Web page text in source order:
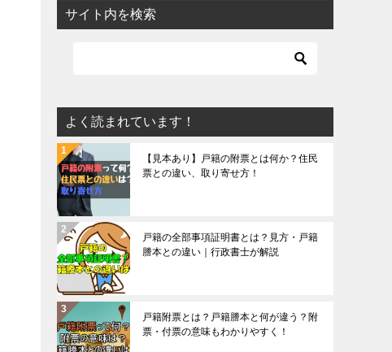
サイト内を検索
よく読まれています！
【見本あり】戸籍の附票とは何か？住民
票との違い、取り寄せ方！
戸籍の全部事項証明書とは？見方・戸籍
謄本との違い｜行政書士が解説
戸籍附票とは？戸籍謄本と何が違う？附
票・付票の意味もわかりやすく！